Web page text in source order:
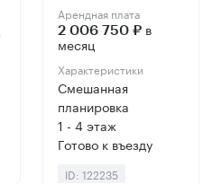
Арендная плата
2 006 750 ₽в
месяц
Характеристики
Смешанная
планировка
1 - 4 этаж
Готово к въезду
ID: 122235